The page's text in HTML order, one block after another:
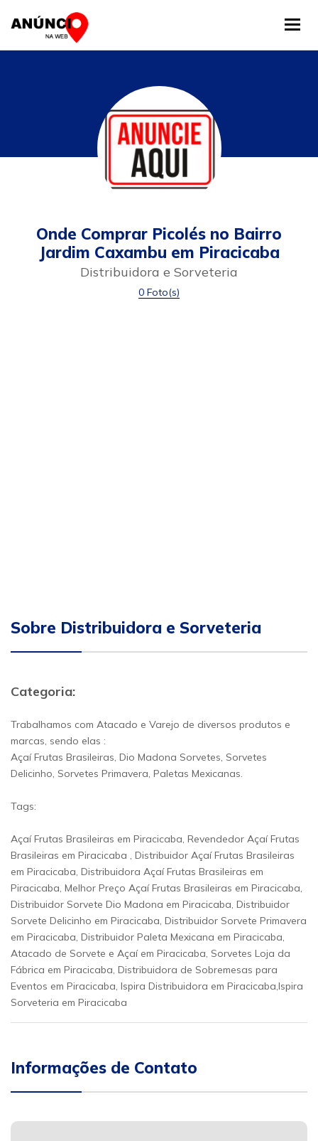
Onde Comprar Picolés no Bairro
Jardim Caxambu em Piracicaba
Distribuidora e Sorveteria
0 Foto(s)
Sobre Distribuidora e Sorveteria
Categoria:
Trabalhamos com Atacado e Varejo de diversos produtos e
marcas, sendo elas :
Açaí Frutas Brasileiras, Dio Madona Sorvetes, Sorvetes
Delicinho, Sorvetes Primavera, Paletas Mexicanas.
Tags:
Açaí Frutas Brasileiras em Piracicaba, Revendedor Açaí Frutas
Brasileiras em Piracicaba , Distribuidor Açaí Frutas Brasileiras
em Piracicaba, Distribuidora Açaí Frutas Brasileiras em
Piracicaba, Melhor Preço Açaí Frutas Brasileiras em Piracicaba,
Distribuidor Sorvete Dio Madona em Piracicaba, Distribuidor
Sorvete Delicinho em Piracicaba, Distribuidor Sorvete Primavera
em Piracicaba, Distribuidor Paleta Mexicana em Piracicaba,
Atacado de Sorvete e Açaí em Piracicaba, Sorvetes Loja da
Fábrica em Piracicaba, Distribuidora de Sobremesas para
Eventos em Piracicaba, Ispira Distribuidora em Piracicaba,Ispira
Sorveteria em Piracicaba
Informações de Contato